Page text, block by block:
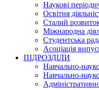
Наукові
Освітня
Сталий
Міжнародна
Студентська
Асоціація
ПІДРОЗДІЛИ
Навчально-
Навчально-